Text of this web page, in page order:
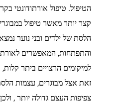
הטיפול. טיפול אורתודונטי
קצר יותר מאשר טיפול
הלסת של ילדים ובני נוער
והתפתחות, המאפשרים
למיקומים הרצויים ביתר
זאת אצל מבוגרים, עצמות
צפיפות העצם גדולה יותר ,